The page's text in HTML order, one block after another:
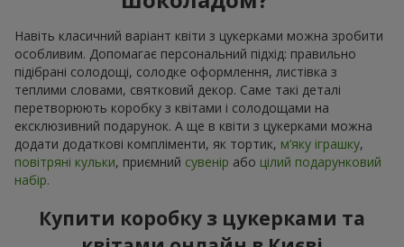
Навіть класичний варіант квіти з цукерками можна зробити
особливим. Допомагає персональний підхід: правильно
підібрані солодощі, солодке оформлення, листівка з
теплими словами, святковий декор. Саме такі деталі
перетворюють коробку з квітами і солодощами на
ексклюзивний подарунок. А ще в квіти з цукерками можна
додати додаткові компліменти, як тортик, м’яку іграшку,
повітряні кульки, приємний сувенір або цілий подарунковий
набір.
Купити коробку з цукерками та